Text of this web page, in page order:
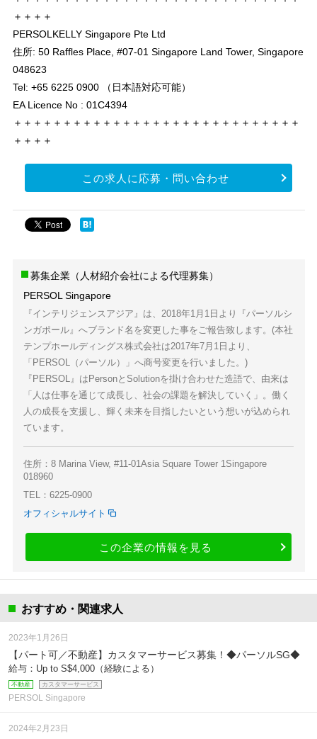
＋＋＋＋
PERSOLKELLY Singapore Pte Ltd
住所: 50 Raffles Place, #07-01 Singapore Land Tower, Singapore
048623
Tel: +65 6225 0900 （日本語対応可能）
EA Licence No : 01C4394
＋＋＋＋＋＋＋＋＋＋＋＋＋＋＋＋＋＋＋＋＋＋＋＋＋＋＋＋＋
＋＋＋＋
この求人に応募・問い合わせ
募集企業（人材紹介会社による代理募集）
PERSOL Singapore
『インテリジェンスアジア』は、2018年1月1日より『パーソルシ
ンガポール』へブランド名を変更した事をご報告致します。(本社
テンプホールディングス株式会社は2017年7月1日より、
「PERSOL（パーソル）」へ商号変更を行いました。)
『PERSOL』はPersonとSolutionを掛け合わせた造語で、由来は
「人は仕事を通じて成長し、社会の課題を解決していく」。働く
人の成長を支援し、輝く未来を目指したいという想いが込められ
ています。
住所：8 Marina View, #11-01Asia Square Tower 1Singapore
018960
TEL：6225-0900
オフィシャルサイト
この企業の情報を見る
おすすめ・関連求人
【パート可／不動産】カスタマーサービス募集！◆パーソルSG◆
給与：Up to S$4,000（経験による）
不動産 カスタマーサービス
2023年1月26日
PERSOL Singapore
2024年2月23日